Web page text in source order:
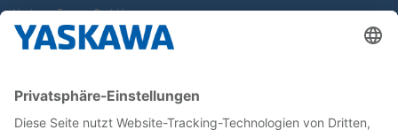
Yaskawa Europe GmbH
Karriere
Newsletter